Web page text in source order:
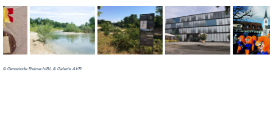
©️ Gemeinde Reinach/BL & Galerie AVR